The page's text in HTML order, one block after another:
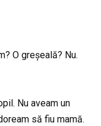
O greșeală? Nu.
Nu aveam un
să fiu mamă.